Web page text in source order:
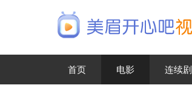
首页 电影 连续剧